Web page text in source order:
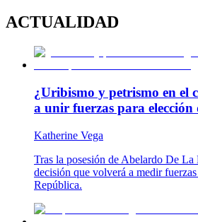
ACTUALIDAD
¿Uribismo y petrismo en el
a unir fuerzas para
Katherine Vega
Tras la posesión de Abelardo De La
decisión que volverá a medir
República.